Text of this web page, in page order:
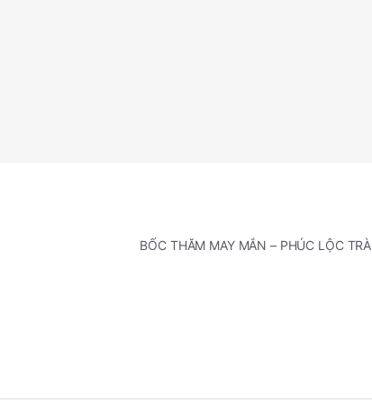
BỐC THĂM MAY MẮN – PHÚC LỘC